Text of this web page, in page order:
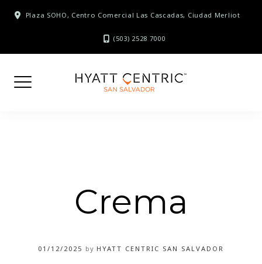
Plaza SOHO, Centro Comercial Las Cascadas, Ciudad Merliot
(503) 2528 7000
Crema
01/12/2025 by HYATT CENTRIC SAN SALVADOR